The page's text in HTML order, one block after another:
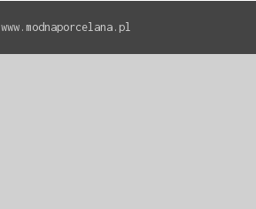
www.modnaporcelana.pl